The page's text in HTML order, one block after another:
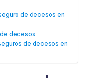
de decesos en
decesos
de decesos en